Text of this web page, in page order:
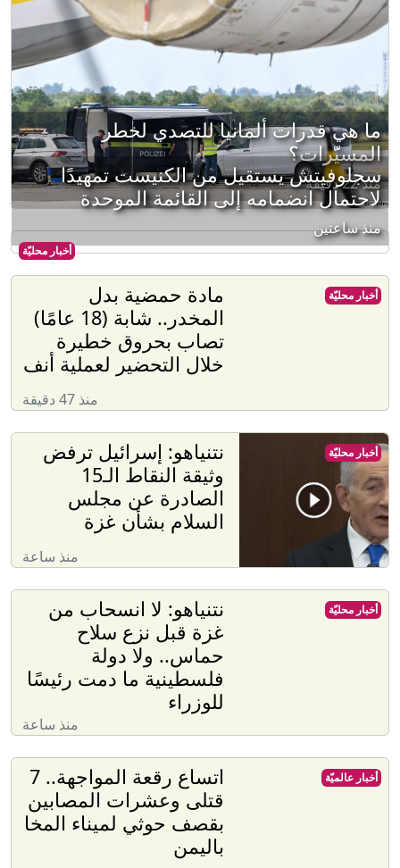
ما هي قدرات ألمانيا للتصدي لخطر
المسيّرات؟
منذ 22 دقيقة
أخبار محليّة
سجلوفيتش يستقيل من الكنيست تمهيدًا
لاحتمال انضمامه إلى القائمة الموحدة
منذ ساعتين
مادة حمضية بدل
المخدر.. شابة (18 عامًا)
تصاب بحروق خطيرة
خلال التحضير لعملية أنف
منذ 47 دقيقة
أخبار محليّة
نتنياهو: إسرائيل ترفض
وثيقة النقاط الـ15
الصادرة عن مجلس
السلام بشأن غزة
منذ ساعة
أخبار محليّة
نتنياهو: لا انسحاب من
غزة قبل نزع سلاح
حماس.. ولا دولة
فلسطينية ما دمت رئيسًا
للوزراء
منذ ساعة
أخبار محليّة
اتساع رقعة المواجهة.. 7
قتلى وعشرات المصابين
بقصف حوثي لميناء المخا
باليمن
أخبار عالميّة